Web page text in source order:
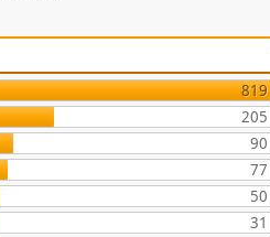
819
205
90
77
50
31